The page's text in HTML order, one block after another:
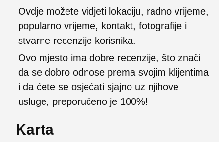
Ovdje možete vidjeti lokaciju, radno vrijeme,
popularno vrijeme, kontakt, fotografije i
stvarne recenzije korisnika.
Ovo mjesto ima dobre recenzije, što znači
da se dobro odnose prema svojim klijentima
i da ćete se osjećati sjajno uz njihove
usluge, preporučeno je 100%!
Karta